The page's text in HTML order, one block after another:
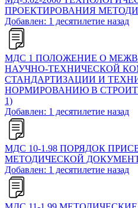
ПРОЕКТИРОВАНИЯ
Добавлен: 1 десятилетие назад
МДС 1 ПОЛОЖЕНИЕ О
НАУЧНО-ТЕХНИЧЕСКОЙ
СТАНДАРТИЗАЦИИ И
НОРМИРОВАНИЮ В
1)
Добавлен: 1 десятилетие назад
МДС 10-1.98 ПОРЯДОК
МЕТОДИЧЕСКОЙ
Добавлен: 1 десятилетие назад